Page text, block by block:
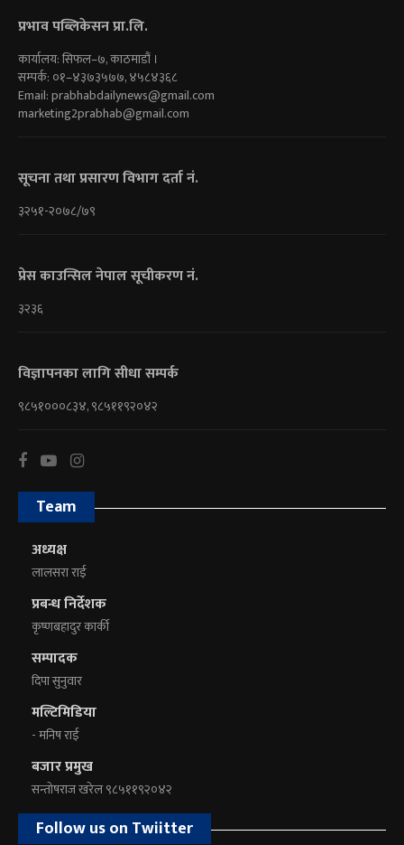
प्रभाव पब्लिकेसन प्रा.लि.
कार्यालय: सिफल–७, काठमाडौं ।
सम्पर्क: ०१–४३७३५७७, ४५८४३६८
Email:prabhabdailynews@gmail.com
marketing2prabhab@gmail.com
सूचना तथा प्रसारण विभाग दर्ता नं.
३२५१-२०७८/७९
प्रेस काउन्सिल नेपाल सूचीकरण नं.
३२३६
विज्ञापनका लागि सीधा सम्पर्क
९८५१०००८३४, ९८५११९२०४२
Team
अध्यक्ष
लालसरा राई
प्रबन्ध निर्देशक
कृष्णबहादुर कार्की
सम्पादक
दिपा सुनुवार
मल्टिमिडिया
- मनिष राई
बजार प्रमुख
सन्तोषराज खरेल ९८५११९२०४२
Follow us on Twiitter